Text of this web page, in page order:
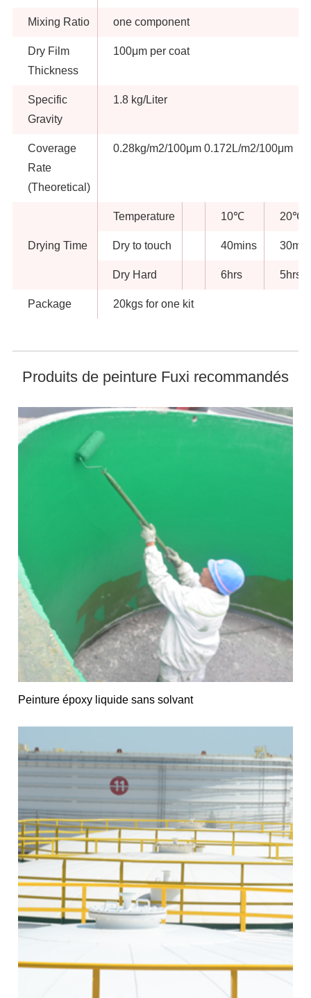
Mixing Ratio one component
Dry Film
Thickness
100μm per coat
Specific
Gravity
1.8 kg/Liter
Coverage
Rate
(Theoretical)
0.28kg/m2/100μm 0.172L/m2/100μm
Drying Time
Temperature 10℃ 20℃
Dry to touch 40mins
Dry Hard 6hrs 5hrs
Package 20kgs for one kit
Produits de peinture Fuxi recommandés
Peinture époxy liquide sans solvant